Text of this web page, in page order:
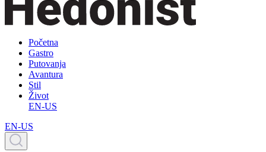
Početna
Gastro
Putovanja
Avantura
Stil
Život
EN-US
EN-US